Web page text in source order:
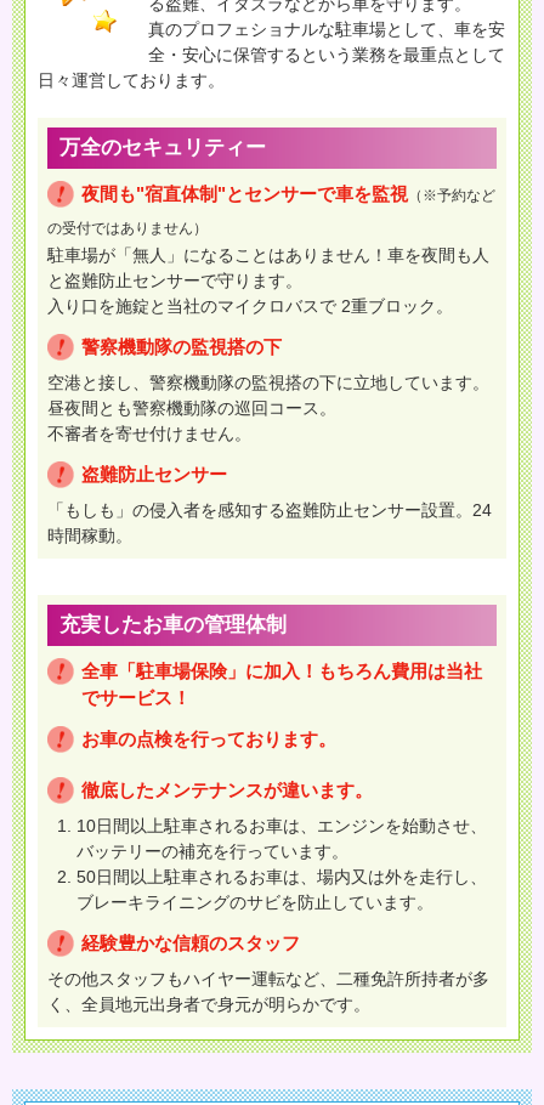
真のプロフェショナルな駐車場として、車を安
全・安心に保管するという業務を最重点として
日々運営しております。
万全のセキュリティー
夜間も"宿直体制"とセンサーで車を監視 （※予約など
の受付ではありません）
駐車場が「無人」になることはありません！車を夜間も人
と盗難防止センサーで守ります。
入り口を施錠と当社のマイクロバスで 2重ブロック。
警察機動隊の監視搭の下
空港と接し、警察機動隊の監視搭の下に立地しています。
昼夜間とも警察機動隊の巡回コース。
不審者を寄せ付けません。
盗難防止センサー
「もしも」の侵入者を感知する盗難防止センサー設置。24
時間稼動。
充実したお車の管理体制
全車「駐車場保険」に加入！もちろん費用は当社
でサービス！
お車の点検を行っております。
徹底したメンテナンスが違います。
10日間以上駐車されるお車は、エンジンを始動させ、
バッテリーの補充を行っています。
50日間以上駐車されるお車は、場内又は外を走行し、
ブレーキライニングのサビを防止しています。
経験豊かな信頼のスタッフ
その他スタッフもハイヤー運転など、二種免許所持者が多
く、全員地元出身者で身元が明らかです。